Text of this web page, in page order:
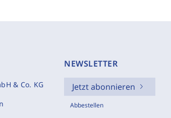
& Co. KG
NEWSLETTER
Jetzt abonnieren
Abbestellen